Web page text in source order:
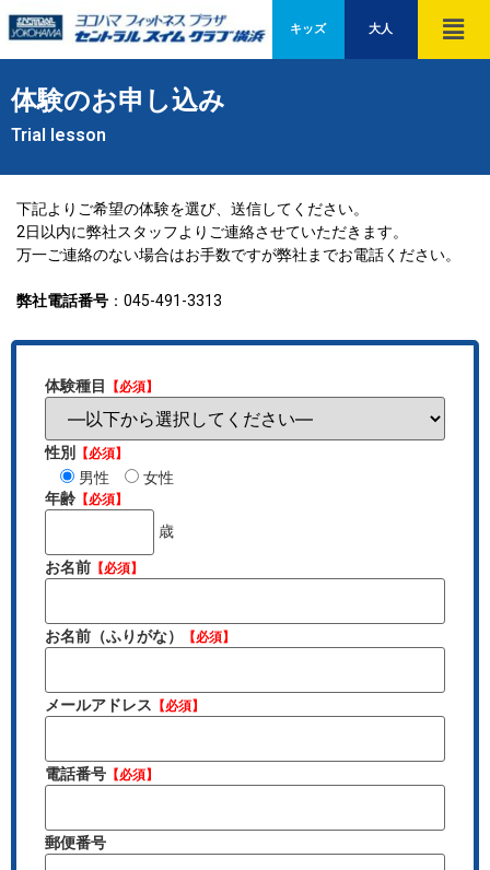
キッズ 大人
体験のお申し込み
Trial lesson
下記よりご希望の体験を選び、送信してください。
2日以内に弊社スタッフよりご連絡させていただきます。
万一ご連絡のない場合はお手数ですが弊社までお電話ください。
弊社電話番号 ：045-491-3313
体験種目 【必須】
性別 【必須】
男性
女性
年齢 【必須】
歳
お名前 【必須】
お名前（ふりがな） 【必須】
メールアドレス 【必須】
電話番号 【必須】
郵便番号